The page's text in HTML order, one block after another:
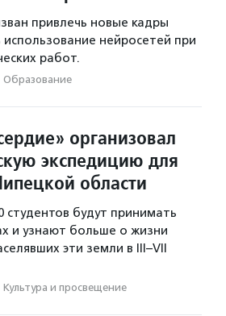
привлечь новые кадры
нейросетей при
работ.
Образование
организовал
экспедицию для
области
студентов будут принимать
и узнают больше о жизни
эти земли в III–VII
Культура и просвещение